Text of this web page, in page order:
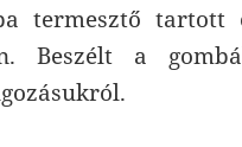
termesztő tartott
Beszélt a